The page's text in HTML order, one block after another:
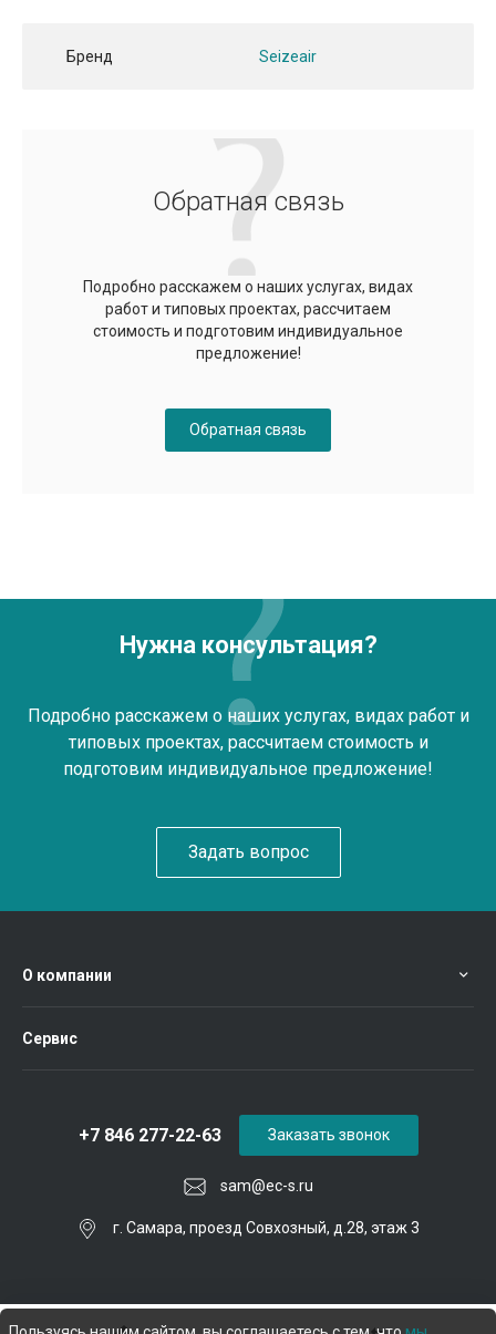
Бренд Seizeair
Обратная связь
Подробно расскажем о наших услугах, видах
работ и типовых проектах, рассчитаем
стоимость и подготовим индивидуальное
предложение!
Обратная связь
Нужна консультация?
Подробно расскажем о наших услугах, видах работ и
типовых проектах, рассчитаем стоимость и
подготовим индивидуальное предложение!
Задать вопрос
О компании
Сервис
sam@ec-s.ru
+7 846 277-22-63
г. Самара, проезд Совхозный, д.28, этаж 3
Заказать звонок